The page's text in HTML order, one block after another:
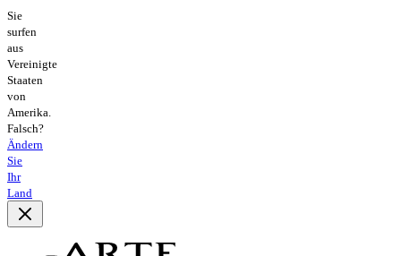
Sie
surfen
aus
Vereinigte
Staaten
von
Amerika.
Falsch?
Ändern
Sie
Ihr
Land